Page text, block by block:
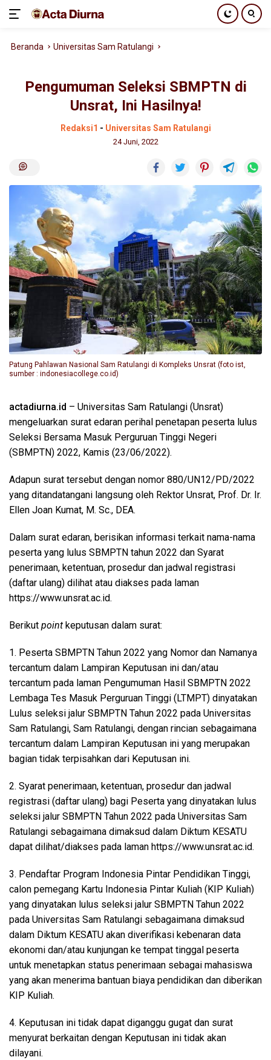
Beranda Universitas Sam Ratulangi
Pengumuman Seleksi SBMPTN di
Unsrat, Ini Hasilnya!
Redaksi1 - Universitas Sam Ratulangi
24 Juni, 2022
Patung Pahlawan Nasional Sam Ratulangi di Kompleks Unsrat (foto ist,
sumber : indonesiacollege.co.id)
actadiurna.id – Universitas Sam Ratulangi (Unsrat)
mengeluarkan surat edaran perihal penetapan peserta lulus
Seleksi Bersama Masuk Perguruan Tinggi Negeri
(SBMPTN) 2022, Kamis (23/06/2022).
Adapun surat tersebut dengan nomor 880/UN12/PD/2022
yang ditandatangani langsung oleh Rektor Unsrat, Prof. Dr. Ir.
Ellen Joan Kumat, M. Sc., DEA.
Dalam surat edaran, berisikan informasi terkait nama-nama
peserta yang lulus SBMPTN tahun 2022 dan Syarat
penerimaan, ketentuan, prosedur dan jadwal registrasi
(daftar ulang) dilihat atau diakses pada laman
https://www.unsrat.ac.id.
Berikut point keputusan dalam surat:
1. Peserta SBMPTN Tahun 2022 yang Nomor dan Namanya
tercantum dalam Lampiran Keputusan ini dan/atau
tercantum pada laman Pengumuman Hasil SBMPTN 2022
Lembaga Tes Masuk Perguruan Tinggi (LTMPT) dinyatakan
Lulus seleksi jalur SBMPTN Tahun 2022 pada Universitas
Sam Ratulangi, Sam Ratulangi, dengan rincian sebagaimana
tercantum dalam Lampiran Keputusan ini yang merupakan
bagian tidak terpisahkan dari Keputusan ini.
2. Syarat penerimaan, ketentuan, prosedur dan jadwal
registrasi (daftar ulang) bagi Peserta yang dinyatakan lulus
seleksi jalur SBMPTN Tahun 2022 pada Universitas Sam
Ratulangi sebagaimana dimaksud dalam Diktum KESATU
dapat dilihat/diakses pada laman https://www.unsrat.ac.id.
3. Pendaftar Program Indonesia Pintar Pendidikan Tinggi,
calon pemegang Kartu Indonesia Pintar Kuliah (KIP Kuliah)
yang dinyatakan lulus seleksi jalur SBMPTN Tahun 2022
pada Universitas Sam Ratulangi sebagaimana dimaksud
dalam Diktum KESATU akan diverifikasi kebenaran data
ekonomi dan/atau kunjungan ke tempat tinggal peserta
untuk menetapkan status penerimaan sebagai mahasiswa
yang akan menerima bantuan biaya pendidikan dan diberikan
KIP Kuliah.
4. Keputusan ini tidak dapat diganggu gugat dan surat
menyurat berkaitan dengan Keputusan ini tidak akan
dilayani.